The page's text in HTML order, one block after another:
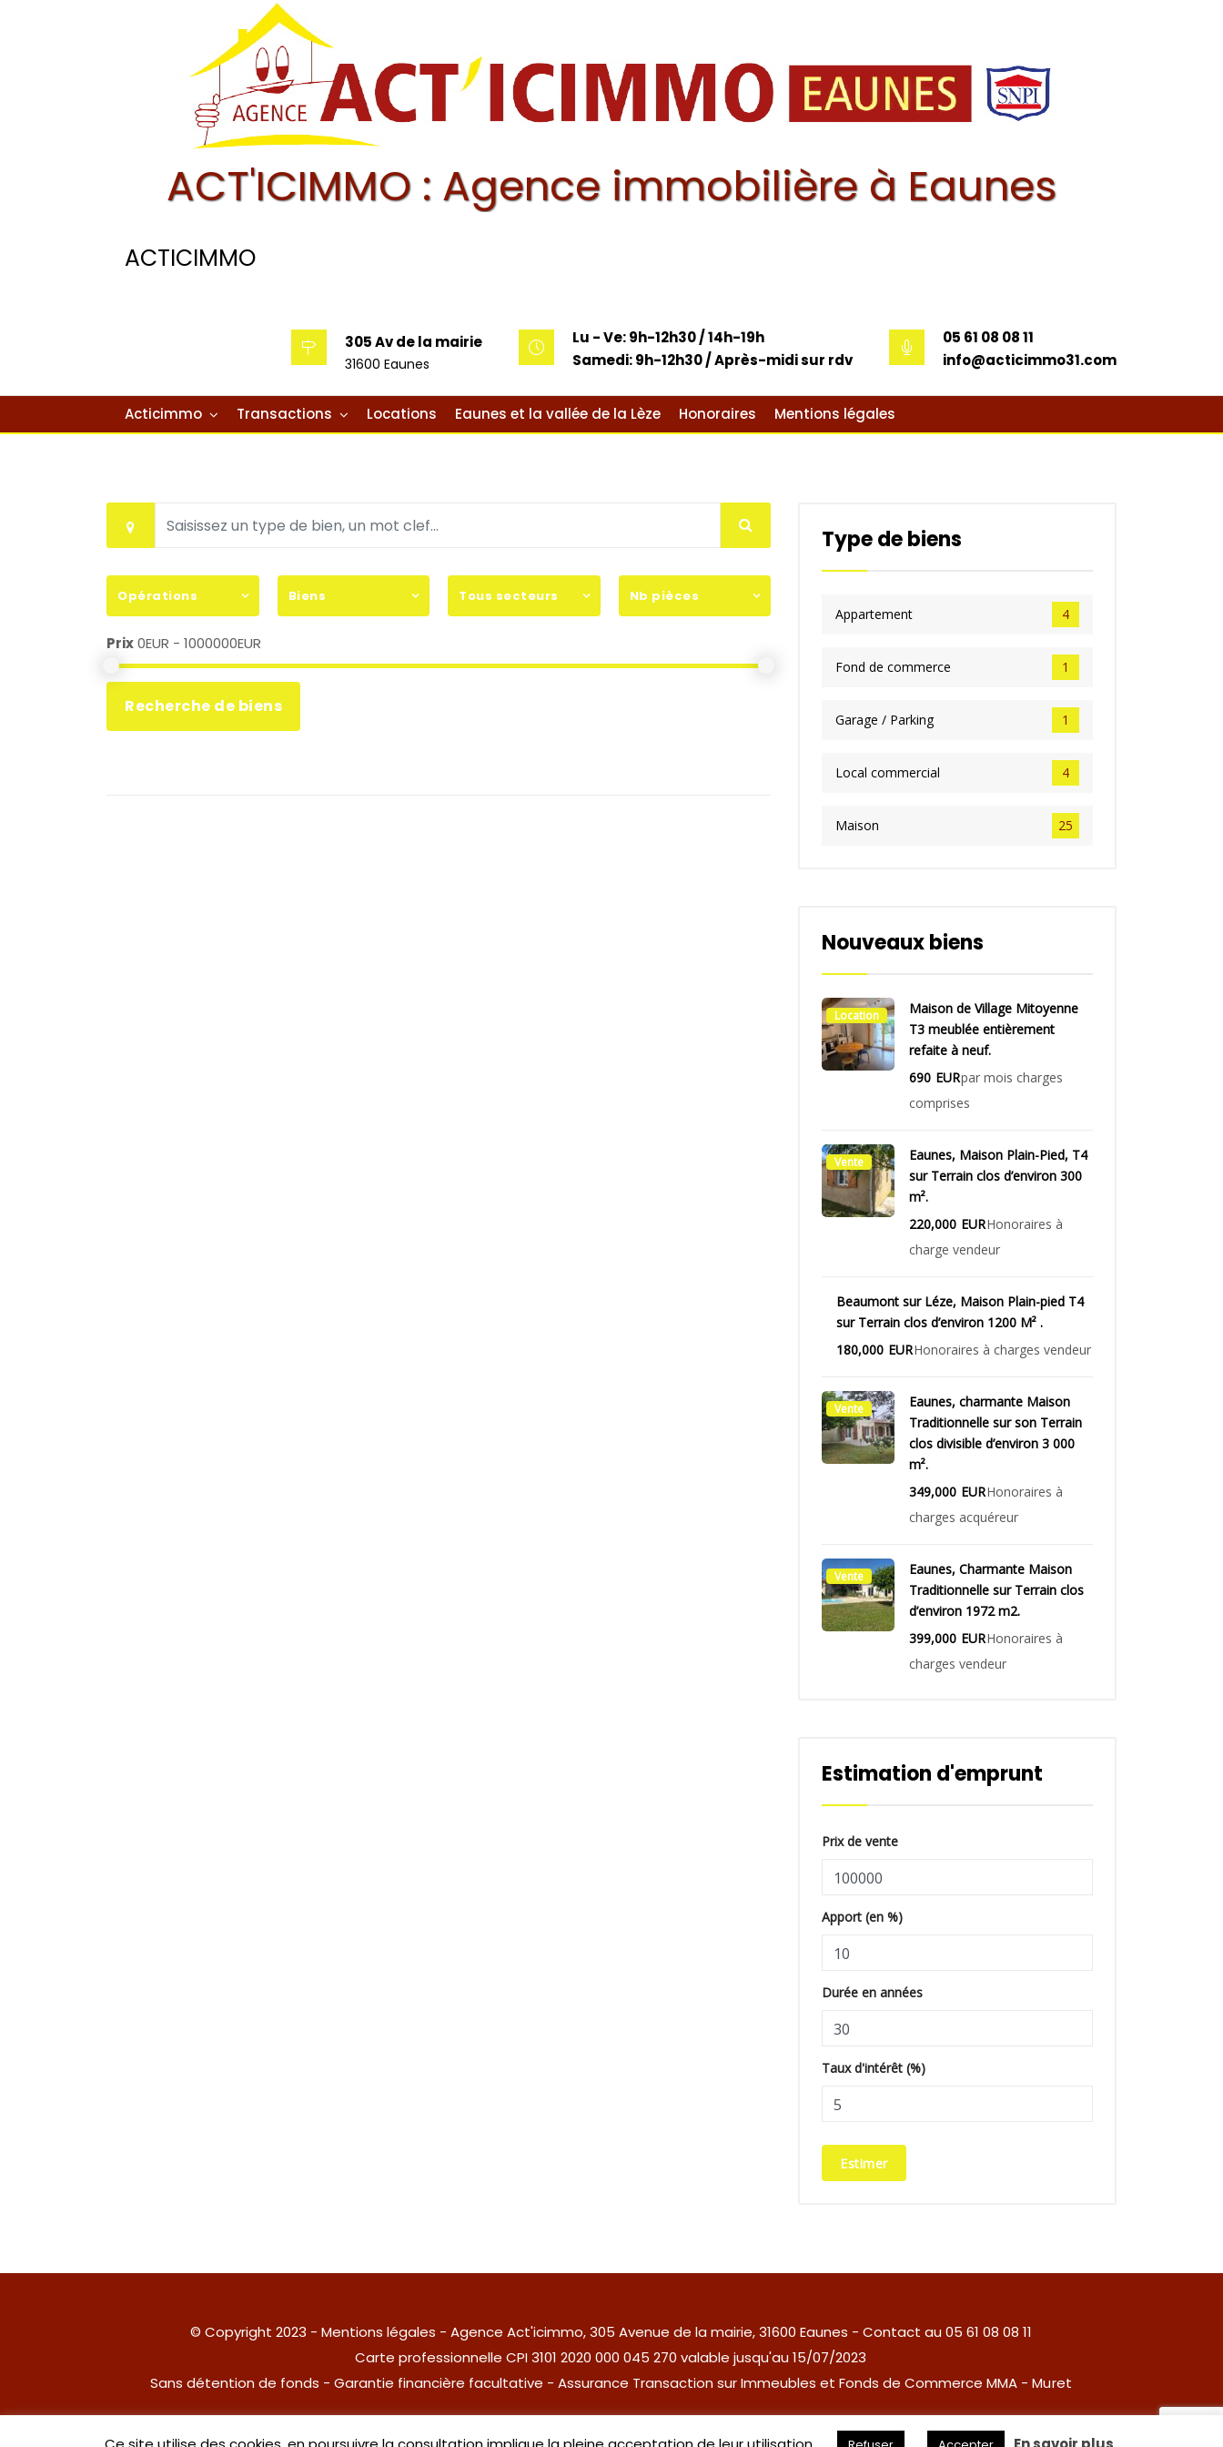
ACT'ICIMMO : Agence immobilière à Eaunes
ACTICIMMO
305 Av de la mairie
31600 Eaunes
Lu - Ve: 9h-12h30 / 14h-19h
Samedi: 9h-12h30 / Après-midi sur rdv
05 61 08 08 11
info@acticimmo31.com
Acticimmo Transactions Locations Eaunes et la vallée de la Lèze Honoraires Mentions légales
Opérations Biens Tous secteurs Nb pièces
Prix0EUR - 1000000EUR
Recherche de biens
Type de biens
Appartement 4
Fond de commerce 1
Garage / Parking 1
Local commercial 4
Maison 25
Nouveaux biens
Location
Maison de Village Mitoyenne
T3 meublée entièrement
refaite à neuf.
690 EURpar mois charges
comprises
Vente
Eaunes, Maison Plain-Pied, T4
sur Terrain clos d’environ 300
m².
220,000 EURHonoraires à
charge vendeur
Vente
Beaumont sur Léze, Maison Plain-pied T4
sur Terrain clos d’environ 1200 M² .
180,000 EURHonoraires à charges vendeur
Vente
Eaunes, charmante Maison
Traditionnelle sur son Terrain
clos divisible d’environ 3 000
m².
349,000 EURHonoraires à
charges acquéreur
Vente
Eaunes, Charmante Maison
Traditionnelle sur Terrain clos
d’environ 1972 m2.
399,000 EURHonoraires à
charges vendeur
Estimation d'emprunt
Prix de vente
Apport (en %)
Durée en années
Taux d'intérêt (%)
Estimer
© Copyright 2023 - Mentions légales - Agence Act'icimmo, 305 Avenue de la mairie, 31600 Eaunes - Contact au 05 61 08 08 11
Carte professionnelle CPI 3101 2020 000 045 270 valable jusqu'au 15/07/2023
Sans détention de fonds - Garantie financière facultative - Assurance Transaction sur Immeubles et Fonds de Commerce MMA - Muret